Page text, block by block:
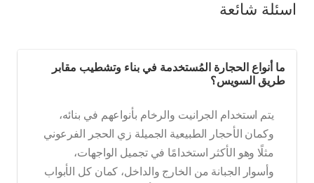
اسئلة شائعة
ما أنواع الحجارة المُستخدمة في بناء وتشطيب مقابر
طريق السويس؟
يتم استخدام الجرانيت والرخام بأنواعهم في بنائه،
وكمان الأحجار الطبيعية الجميلة زي الحجر الفرعوني
مثلًا وهو الأكثر استخدامًا في تجميل الواجهات،
وأسوار الجبانة من الخارج والداخل، كمان كل الأبواب